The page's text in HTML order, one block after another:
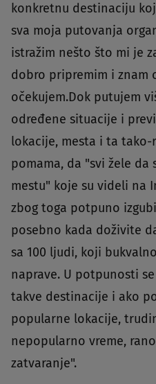
konkretnu destinaciju
sva moja putovanja
istražim nešto što mi je
dobro pripremim i znam
očekujem.Dok putujem
određene situacije i
lokacije, mesta i ta
pomama, da "svi žele da
mestu" koje su videli na
zbog toga potpuno
posebno kada doživite
sa 100 ljudi, koji
naprave. U potpunosti
takve destinacije i ako
popularne lokacije,
nepopularno vreme,
zatvaranje".